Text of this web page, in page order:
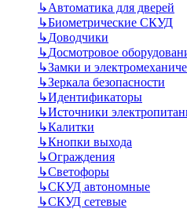
↳Автоматика для дверей
↳Биометрические СКУД
↳Доводчики
↳Досмотровое
↳Замки и
↳Зеркала безопасности
↳Идентификаторы
↳Источники
↳Калитки
↳Кнопки выхода
↳Ограждения
↳Светофоры
↳СКУД автономные
↳СКУД сетевые